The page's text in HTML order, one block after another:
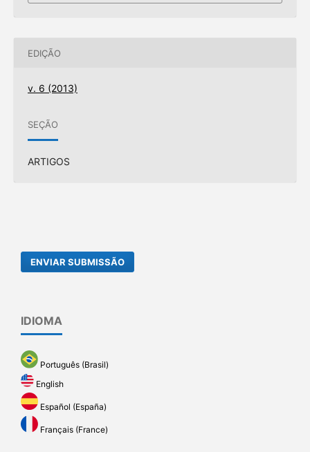
EDIÇÃO
v. 6 (2013)
SEÇÃO
ARTIGOS
ENVIAR SUBMISSÃO
IDIOMA
Português (Brasil)
English
Español (España)
Français (France)